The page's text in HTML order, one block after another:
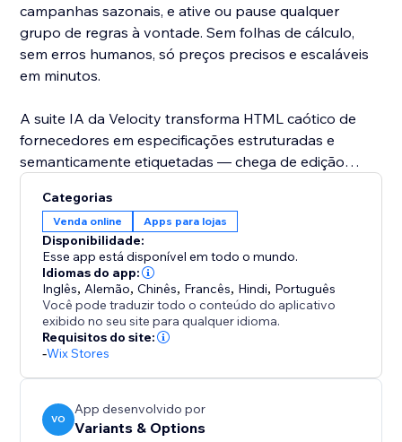
campanhas sazonais, e ative ou pause qualquer
grupo de regras à vontade. Sem folhas de cálculo,
sem erros humanos, só preços precisos e escaláveis
em minutos.
A suite IA da Velocity transforma HTML caótico de
fornecedores em especificações estruturadas e
semanticamente etiquetadas — chega de edição
ribbons promocionais otimizados para SEO,
garantindo consistência em milhares de produtos
com uma ação.
Precisa de descrições ricas? O Gerador de Descrições
IA cria textos envolventes e fiéis à sua marca,
destacando recursos, benefícios e cuidados na sua
voz.
Categorias
Venda online Apps para lojas
Disponibilidade:
Esse app está disponível em todo o mundo.
Idiomas do app:
Inglês, Alemão,Chinês, Francês, Hindi, Português
Você pode traduzir todo o conteúdo do aplicativo
exibido no seu site para qualquer idioma.
Requisitos do site:
-Wix Stores
VO
App desenvolvido por
Variants & Options